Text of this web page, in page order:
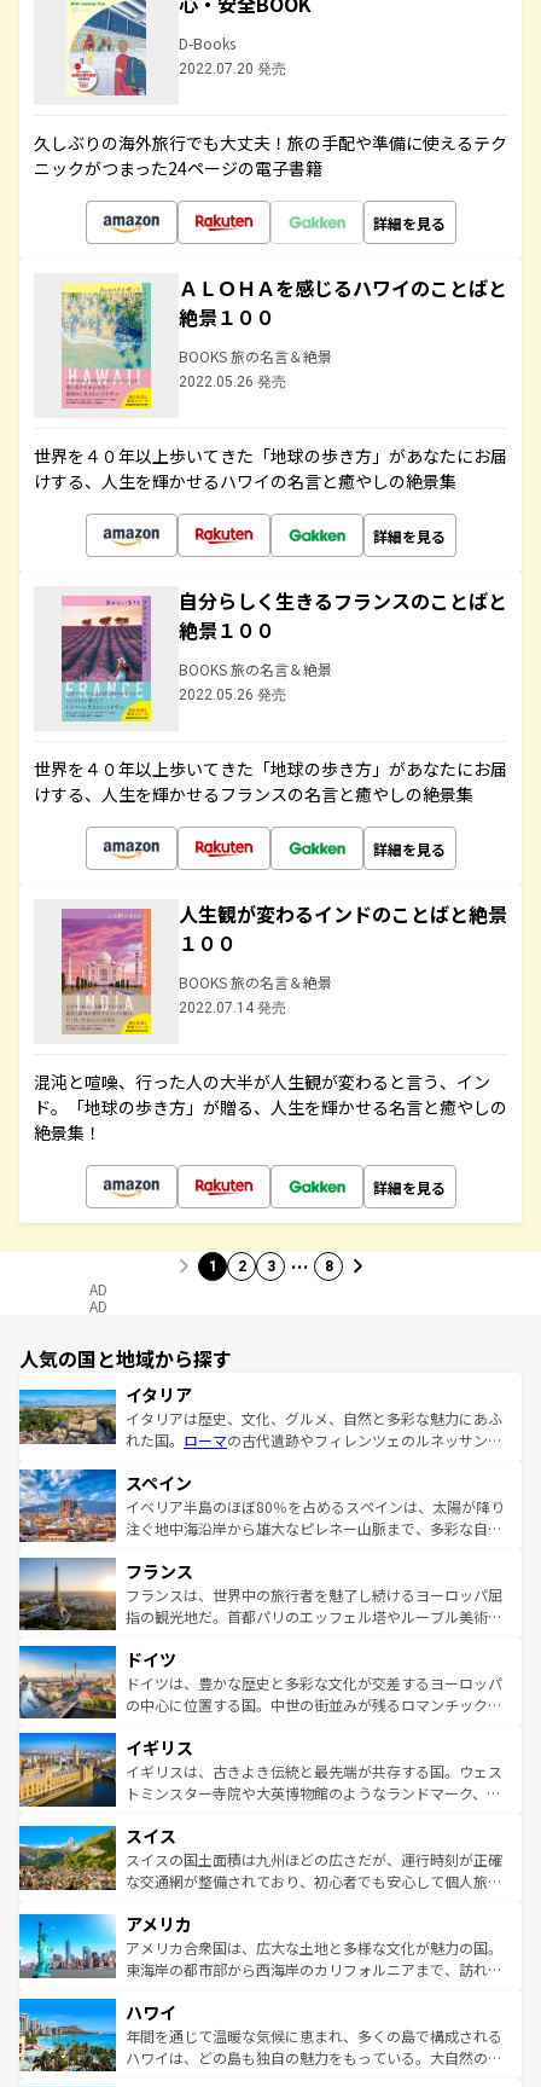
D-Books
2022.07.20 発売
久しぶりの海外旅行でも大丈夫！旅の手配や準備に使えるテク
ニックがつまった24ページの電子書籍
詳細を見る
ＡＬＯＨＡを感じるハワイのことばと
絶景１００
BOOKS 旅の名言＆絶景
2022.05.26 発売
世界を４０年以上歩いてきた「地球の歩き方」があなたにお届
けする、人生を輝かせるハワイの名言と癒やしの絶景集
詳細を見る
自分らしく生きるフランスのことばと
絶景１００
BOOKS 旅の名言＆絶景
2022.05.26 発売
世界を４０年以上歩いてきた「地球の歩き方」があなたにお届
けする、人生を輝かせるフランスの名言と癒やしの絶景集
詳細を見る
人生観が変わるインドのことばと絶景
１００
BOOKS 旅の名言＆絶景
2022.07.14 発売
混沌と喧噪、行った人の大半が人生観が変わると言う、イン
ド。「地球の歩き方」が贈る、人生を輝かせる名言と癒やしの
絶景集！
詳細を見る
1 2 3 … 8
AD
AD
人気の国と地域から探す
イタリア
イタリアは歴史、文化、グルメ、自然と多彩な魅力にあふ
れた国。 ローマの古代遺跡やフィレンツェのルネッサンス
ろん、トスカーナの美しい田園風景やアマルフィ海岸の絶
景など、自然景観も見逃せない。観光の合間には、本場の
ピザやパスタなど、絶品のイタリア料理を堪能することも
ませてくれるイタリアで、忘れられない旅をしてみよう！
なお、新着のイタリア情報はコンテンツ一覧 を参照してほ
しい。
スペイン
イベリア半島のほぼ80％を占めるスペインは、太陽が降り
注ぐ地中海沿岸から雄大なピレネー山脈まで、多彩な自然
文化が根付くこの国では、情熱的なフラメンコ、熱気あふ
れる闘牛、そして美味しいタパスが生活の一部となってい
る。首都マドリードの洗練された雰囲気や、バルセロナの
の城塞都市、穏やかなビーチリゾートまで多彩な表情を見
せる。地方によって風土や気候が異なるスペインはその個
性で訪れる人を魅了する。 なお、新着のスペイン情報はコ
フランス
フランスは、世界中の旅行者を魅了し続けるヨーロッパ屈
指の観光地だ。首都パリのエッフェル塔やルーブル美術館
で、幅広い魅力が詰まっている。華麗な宮殿、歴史的な大
聖堂、美しいビーチ、そして豊かな自然が、訪れる者を心
から魅了する。また、フランスは美食の国としても知ら
いる。シャンパンの発祥地であるランス、プロヴァンスの
香り高いラベンダー畑など、多彩な楽しみ方が可能だ。さ
らに、パリ以外の地域にも魅力が溢れており、どの街角に
れる地方に足を運ぶとそれぞれで全く異なる文化を体験で
きるだろう。 なお、新着のフランス情報はコンテンツ一覧
を参照してほしい。
ドイツ
ドイツは、豊かな歴史と多彩な文化が交差するヨーロッパ
の中心に位置する国。中世の街並みが残るロマンチック街
顔を持つこの国は、どこを歩いても飽きることがない。ベ
ルリンの文化的活気、バイエルン州のアルプスの絶景、そ
してライン川沿いのワイン畑といった風景は必見。ビール
は、お酒好きな人にはぜひ体験してほしい。 なお、新着の
ドイツ情報はコンテンツ一覧を参照してほしい。
イギリス
イギリスは、古きよき伝統と最先端が共存する国。ウェス
トミンスター寺院や大英博物館のようなランドマーク、歴
リアごとに異なる魅力がある。また、優雅なアフタヌーン
ティー、ビール好きにはたまらない英国パブ、サッカー観
戦など、本場だからこそできる体験も豊富。イギリスを旅
ンツ一覧を参照してほしい。
スイス
スイスの国土面積は九州ほどの広さだが、運行時刻が正確
な交通網が整備されており、初心者でも安心して個人旅行
の建物がそのまま残る町や、スイスならではのユニークな
博物館もあり、アルプス観光だけでなく町歩きも満喫する
ことができる。国民の所得が高いため物価も高いが、旅行
ば市内交通費無料で観光を楽しむこともできる。 なお、新
着のスイス情報はコンテンツ一覧 を参照してほしい。
アメリカ
アメリカ合衆国は、広大な土地と多様な文化が魅力の国。
東海岸の都市部から西海岸のカリフォルニアまで、訪れる
のような巨大都市は、観光、ショッピング、エンターテイ
ンメントが詰まった刺激的なスポットだ。一方、アメリカ
西部には大自然が広がり、グランドキャニオンやイエロー
ハワイ
年間を通じて温暖な気候に恵まれ、多くの島で構成される
ハワイは、どの島も独自の魅力をもっている。大自然の神